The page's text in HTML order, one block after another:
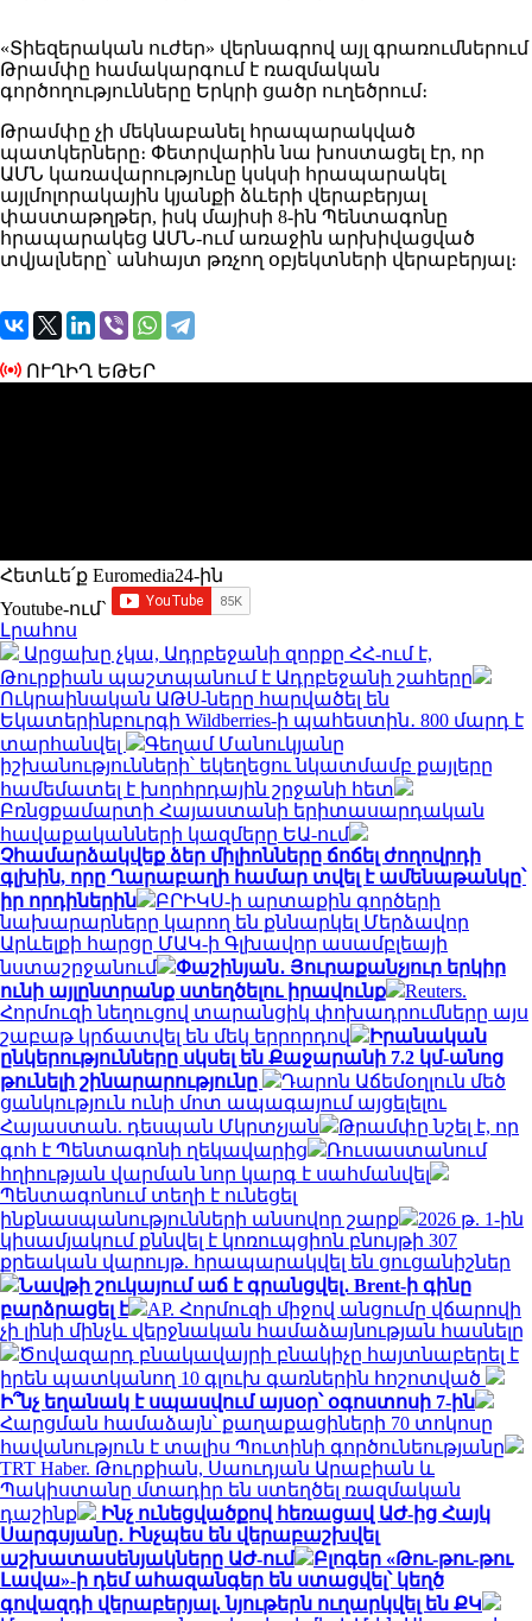
«Տիեզերական ուժեր» վերնագրով այլ գրառումներում
Թրամփը համակարգում է ռազմական
գործողությունները Երկրի ցածր ուղեծրում։
Թրամփը չի մեկնաբանել հրապարակված
պատկերները։ Փետրվարին նա խոստացել էր, որ
ԱՄՆ կառավարությունը կսկսի հրապարակել
այլմոլորակային կյանքի ձևերի վերաբերյալ
փաստաթղթեր, իսկ մայիսի 8-ին Պենտագոնը
հրապարակեց ԱՄՆ-ում առաջին արխիվացված
տվյալները՝ անհայտ թռչող օբյեկտների վերաբերյալ։
ՈՒՂԻՂ ԵԹԵՐ
Հետևե՛ք Euromedia24-ին
Youtube-ում`
Լրահոս
Արցախը չկա, Ադրբեջանի զորքը ՀՀ-ում է,
Թուրքիան պաշտպանում է Ադրբեջանի շահերը
Ուկրաինական ԱԹՍ-ները հարվածել են
Եկատերինբուրգի Wildberries-ի պահեստին․ 800 մարդ է
տարհանվել
Գեղամ Մանուկյանը
իշխանությունների՝ եկեղեցու նկատմամբ քայլերը
համեմատել է խորհրդային շրջանի հետ
Բռնցքամարտի Հայաստանի երիտասարդական
հավաքականների կազմերը ԵԱ-ում
Չհամարձակվեք ձեր միլիոնները ճոճել ժողովրդի
գլխին, որը Ղարաբաղի համար տվել է ամենաթանկը՝
իր որդիներին
ԲՐԻԿՍ-ի արտաքին գործերի
նախարարները կարող են քննարկել Մերձավոր
Արևելքի հարցը ՄԱԿ-ի Գլխավոր ասամբլեայի
նստաշրջանում
Փաշինյան․ Յուրաքանչյուր երկիր
ունի այլընտրանք ստեղծելու իրավունք
Reuters.
Հորմուզի նեղուցով տարանցիկ փոխադրումները այս
շաբաթ կրճատվել են մեկ երրորդով
Իրանական
ընկերությունները սկսել են Քաջարանի 7.2 կմ-անոց
թունելի շինարարությունը
Դարոն Աճեմօղլուն մեծ
ցանկություն ունի մոտ ապագայում այցելելու
Հայաստան. դեսպան Մկրտչյան
Թրամփը նշել է, որ
գոհ է Պենտագոնի ղեկավարից
Ռուսաստանում
հղիության վարման նոր կարգ է սահմանվել
Պենտագոնում տեղի է ունեցել
ինքնասպանությունների անսովոր շարք
2026 թ. 1-ին
կիսամյակում քննվել է կոռուպցիոն բնույթի 307
քրեական վարույթ. հրապարակվել են ցուցանիշներ
Նավթի շուկայում աճ է գրանցվել․ Brent-ի գինը
բարձրացել է
AP. Հորմուզի միջով անցումը վճարովի
չի լինի մինչև վերջնական համաձայնության հասնելը
Ծովազարդ բնակավայրի բնակիչը հայտնաբերել է
իրեն պատկանող 10 գլուխ գառներին հոշոտված
Ի՞նչ եղանակ է սպասվում այսօր՝ օգոստոսի 7-ին
Հարցման համաձայն՝ քաղաքացիների 70 տոկոսը
հավանություն է տալիս Պուտինի գործունեությանը
TRT Haber. Թուրքիան, Սաուդյան Արաբիան և
Պակիստանը մտադիր են ստեղծել ռազմական
դաշինք
Ինչ ունեցվածքով հեռացավ ԱԺ-ից Հայկ
Սարգսյանը․ Ինչպես են վերաբաշխվել
աշխատասենյակները ԱԺ-ում
Բլոգեր «Թու-թու-թու
Լավա»-ի դեմ ահազանգեր են ստացվել՝ կեղծ
գովազդի վերաբերյալ. նյութերն ուղարկվել են ՔԿ